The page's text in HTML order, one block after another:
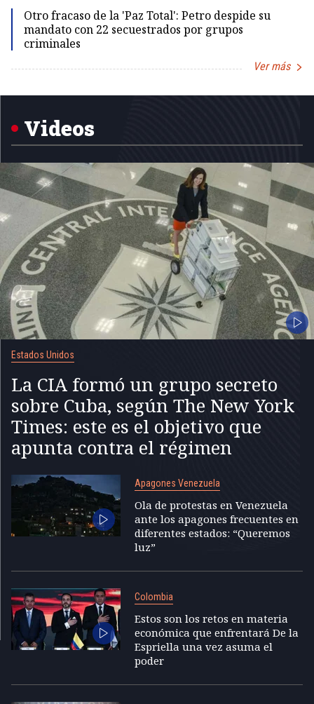
Otro fracaso de la 'Paz Total': Petro despide su
mandato con 22 secuestrados por grupos
criminales
Ver más
1
Videos
Estados Unidos
La CIA formó un grupo secreto
sobre Cuba, según The New York
Times: este es el objetivo que
apunta contra el régimen
Apagones Venezuela
Ola de protestas en Venezuela
ante los apagones frecuentes en
diferentes estados: “Queremos
luz”
Colombia
Estos son los retos en materia
económica que enfrentará De la
Espriella una vez asuma el
poder